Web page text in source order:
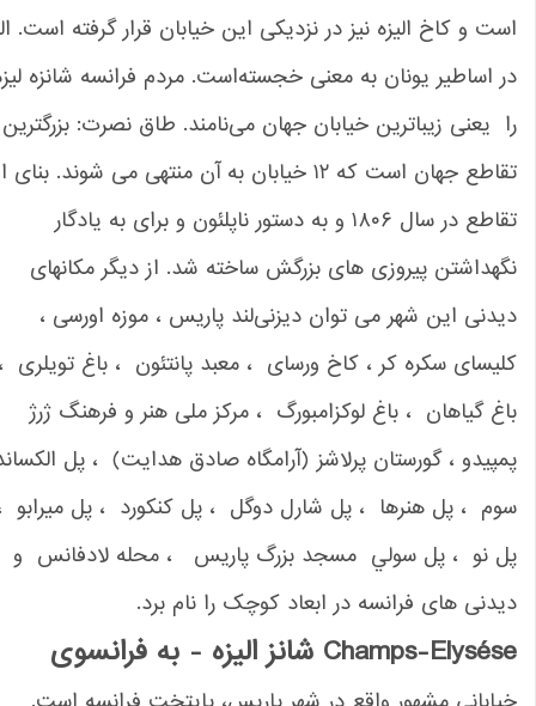
و کاخ الیزه نیز در نزدیکی این خیابان قرار گرفته است. الیزه
اساطیر یونان به معنی خجسته‌است. مردم فرانسه شانزه‌ لیزه
یعنی زیباترین خیابان جهان می‌نامند. طاق نصرت: بزرگترین
تقاطع جهان است که ۱۲ خیابان به آن منتهی می شوند. بنای این
تقاطع در سال ۱۸۰۶ و به دستور ناپلئون و برای به یادگار
پیروزی های بزرگش ساخته شد. از دیگر مکانهای
این شهر می توان دیزنی‌لند پاریس ، موزه اورسی ،
سکره کر ، کاخ ورسای ، معبد پانتئون ، باغ تویلری ،
گیاهان ، باغ لوکزامبورگ ، مرکز ملی هنر و فرهنگ ژرژ
، گورستان پرلاشز (آرامگاه صادق هدایت) ، پل الكساندر
، پل هنرها ، پل شارل دوگل ، پل كنكورد ، پل ميرابو ،
نو ، پل سولي مسجد بزرگ پاریس ، محله لادفانس و
های فرانسه در ابعاد کوچک را نام برد.
Champs-Elysé شانز الیزه- به فرانسوی